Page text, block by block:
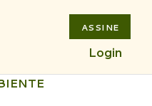
ASSINE
Login